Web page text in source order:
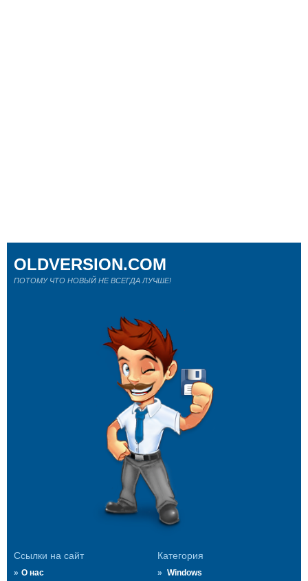
Ссылки на сайт
О нас
Категория
Windows
OLDVERSION.COM
ПОТОМУ ЧТО НОВЫЙ НЕ ВСЕГДА ЛУЧШЕ!